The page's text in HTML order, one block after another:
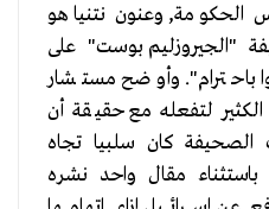
الحكومة, وعنون نتنياهو
"الجيروزليم بوست" على
باحترام". وأوضح مستشار
الكثير لتفعله مع حقيقة أن
الصحيفة كان سلبيا تجاه
باستثناء مقال واحد نشره